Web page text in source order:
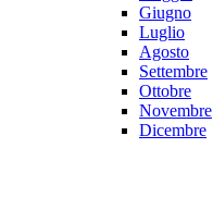
Giugno
Luglio
Agosto
Settembre
Ottobre
Novembre
Dicembre